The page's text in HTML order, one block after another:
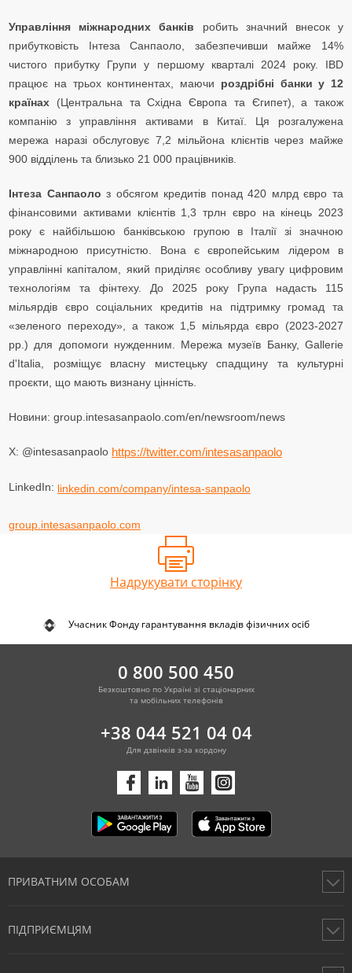
Управління міжнародних банків робить значний внесок у
прибутковість Інтеза Санпаоло, забезпечивши майже 14%
чистого прибутку Групи у першому кварталі 2024 року. IBD
працює на трьох континентах, маючи роздрібні банки у 12
країнах (Центральна та Східна Європа та Єгипет), а також
компанію з управління активами в Китаї. Ця розгалужена
мережа наразі обслуговує 7,2 мільйона клієнтів через майже
900 відділень та близько 21 000 працівників.
Інтеза Санпаолоз обсягом кредитів понад 420 млрд євро та
фінансовими активами клієнтів 1,3 трлн євро на кінець 2023
року є найбільшою банківською групою в Італії зі значною
міжнародною присутністю. Вона є європейським лідером в
управлінні капіталом, який приділяє особливу увагу цифровим
технологіям та фінтеху. До 2025 року Група надасть 115
мільярдів євро соціальних кредитів на підтримку громад та
«зеленого переходу», а також 1,5 мільярда євро (2023-2027
рр.) для допомоги нужденним. Мережа музеїв Банку, Gallerie
d'Italia, розміщує власну мистецьку спадщину та культурні
проєкти, що мають визнану цінність.
Новини: group.intesasanpaolo.com/en/newsroom/news
X: @intesasanpaolo https://twitter.com/intesasanpaolo
LinkedIn: linkedin.com/company/intesa-sanpaolo
group.intesasanpaolo.com
Надрукувати сторінку
Учасник Фонду гарантування вкладів фізичних осіб
0 800 500 450
Безкоштовно по Україні зі стаціонарних
та мобільних телефонів
+38 044 521 04 04
Для дзвінків з-за кордону
ПРИВАТНИМ ОСОБАМ
Рахунки
ПІДПРИЄМЦЯМ